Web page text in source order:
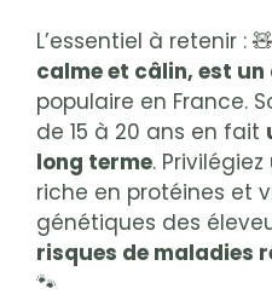
L’essentiel à retenir :
calme et câlin, est
populaire en France.
de 15 à 20 ans en fait
long terme.
riche en protéines et
génétiques des
risques de maladies
🐾